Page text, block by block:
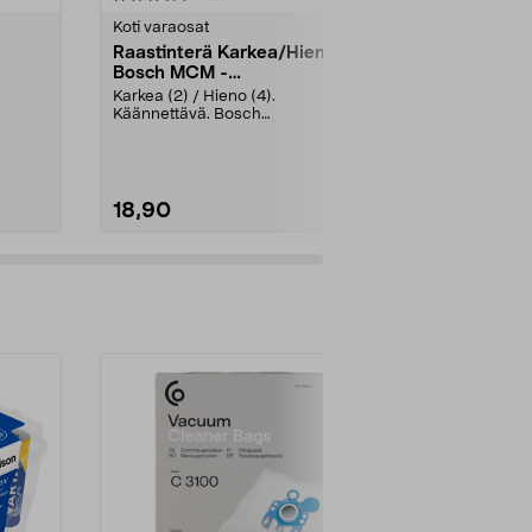
Koti varaosat
Raastinterä Karkea/Hieno
Bosch MCM -
monitoimikoneeseen
Karkea (2) / Hieno (4).
Käännettävä. Bosch
18,90